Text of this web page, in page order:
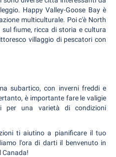
Happy Valley-Goose Bay è
multiculturale. Poi c'è North
sul fiume, ricca di storia e cultura
villaggio di pescatori con
subartico, con inverni freddi e
è importante fare le valigie
per una varietà di condizioni
ti aiutino a pianificare il tuo
l'ora di darti il benvenuto in
Canada!